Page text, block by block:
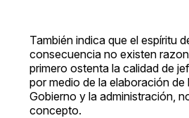
También indica que el espíritu
consecuencia no existen
primero ostenta la calidad de
por medio de la elaboración
Gobierno y la administración,
concepto.